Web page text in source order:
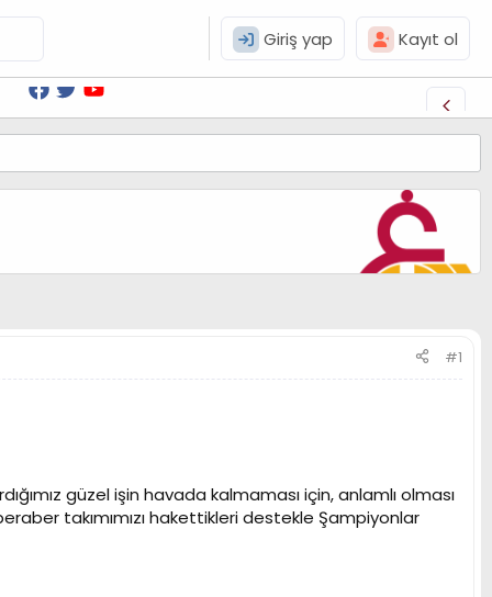
Giriş yap Kayıt ol
#1
güzel işin havada kalmaması için, anlamlı olması
takımımızı hakettikleri destekle Şampiyonlar